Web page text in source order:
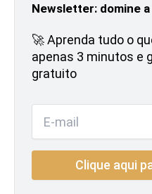
Newsletter: domine
🚀 Aprenda tudo o
apenas 3 minutos e
gratuito